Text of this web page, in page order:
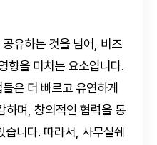
유하는 것을 넘어, 비즈
향을 미치는 요소입니다.
은 더 빠르고 유연하게
하며, 창의적인 협력을 통
습니다. 따라서, 사무실쉐